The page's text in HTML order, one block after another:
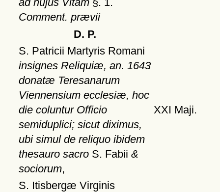
Comment. prævii
D. P.
S. Patricii Martyris Romani
insignes Reliquiæ, an. 1643
donatæ Teresanarum
Viennensium ecclesiæ, hoc
die coluntur Officio
semiduplici; sicut diximus,
ubi simul de reliquo ibidem
thesauro sacroS. Fabii &
sociorum,
XXI Maji.
S. Itisbergæ Virginis